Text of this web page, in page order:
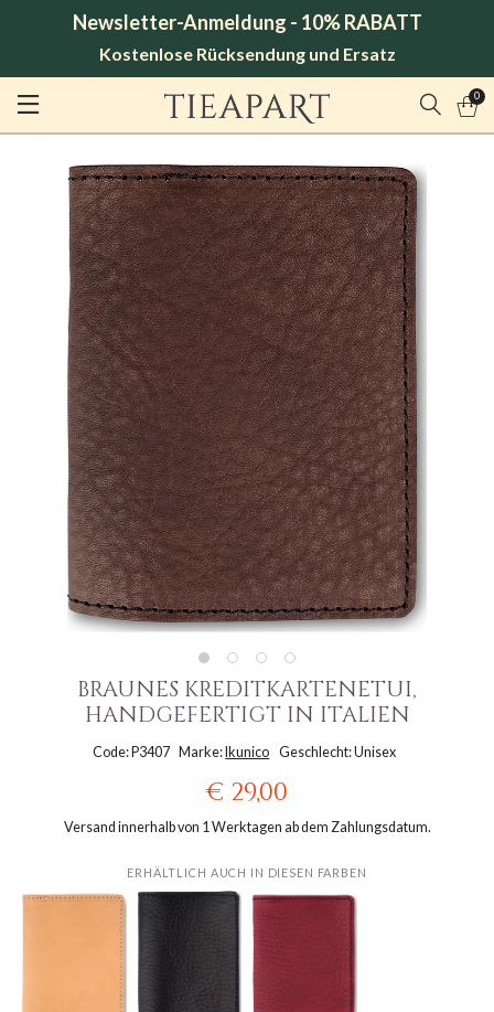
Newsletter-Anmeldung - 10% RABATT
Kostenlose Rücksendung und Ersatz
0
BRAUNES KREDITKARTENETUI,
HANDGEFERTIGT IN ITALIEN
Code: P3407 Marke: Ikunico Geschlecht: Unisex
€ 29,00
Versand innerhalb von 1 Werktagen ab dem Zahlungsdatum.
ERHÄLTLICH AUCH IN DIESEN FARBEN